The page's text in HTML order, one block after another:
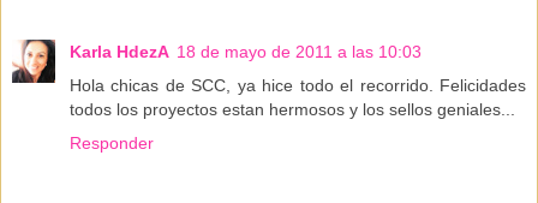
Karla HdezA 18 de mayo de 2011 a las 10:03
Hola chicas de SCC, ya hice todo el recorrido. Felicidades
todos los proyectos estan hermosos y los sellos geniales...
Responder